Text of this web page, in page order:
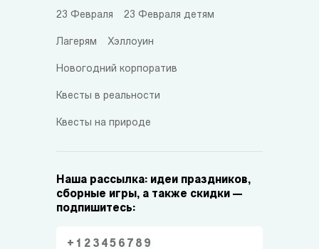
23 Февраля 23 Февраля детям
Лагерям Хэллоуин
Новогодний корпоратив
Квесты в реальности
Квесты на природе
Наша рассылка: идеи праздников,
сборные игры, а также скидки —
подпишитесь: